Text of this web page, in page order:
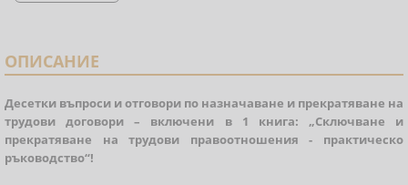
ОПИСАНИЕ
Десетки въпроси и отговори по назначаване и прекратяване на
трудови договори – включени в 1 книга: „Сключване и
прекратяване на трудови правоотношения - практическо
ръководство“!